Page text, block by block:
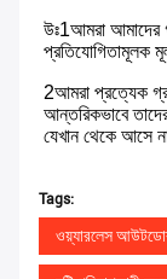
উঃ1আমরা আমাদের
প্রতিযোগিতামূলক
2আমরা প্রত্যেক
আন্তরিকভাবে
যেখান থেকে আসে
Tags:
ওয়্যারলেস